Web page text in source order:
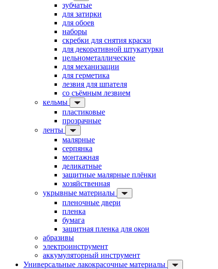
зубчатые
для затирки
для обоев
наборы
скребки для снятия краски
для декоративной штукатурки
цельнометаллические
для механизации
для герметика
лезвия для шпателя
со съёмным лезвием
кельмы
пластиковые
прозрачные
ленты
малярные
серпянка
монтажная
деликатные
защитные малярные плёнки
хозяйственная
укрывные материалы
пленочные двери
пленка
бумага
защитная пленка для окон
абразивы
электроинструмент
аккумуляторный инструмент
Универсальные лакокрасочные материалы